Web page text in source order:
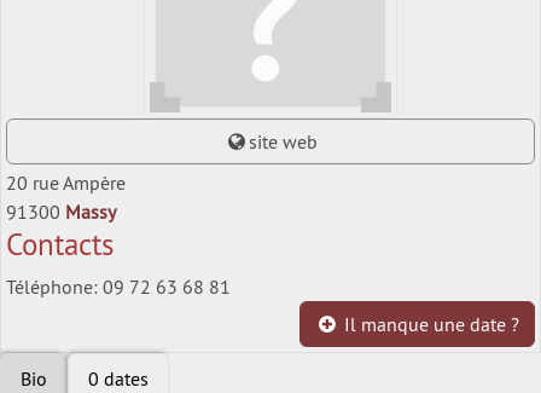
site web
20 rue Ampère
91300 Massy
Contacts
Téléphone: 09 72 63 68 81
Il manque une date ?
Bio 0 dates